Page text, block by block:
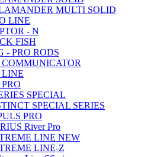
MULTI SOLID
LINE
- N
FISH
- PRO RODS
LINE
SPECIAL
SPECIAL SERIES
PRO
River Pro
LINE NEW
LINE-Z